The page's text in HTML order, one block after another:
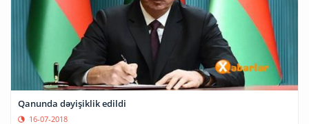
Qanunda dəyişiklik edildi
16-07-2018